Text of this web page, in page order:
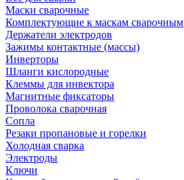
Маски сварочные
Комплектующие к маскам сварочным
Держатели электродов
Зажимы контактные (массы)
Инверторы
Шланги кислородные
Клеммы для инвектора
Магнитные фиксаторы
Проволока сварочная
Сопла
Резаки пропановые и горелки
Холодная сварка
Электроды
Ключи